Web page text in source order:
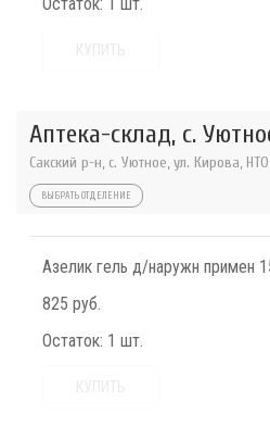
Аптека-склад, с.
Сакский р-н, с. Уютное, ул. Кирова, НТО
ВЫБРАТЬ ОТДЕЛЕНИЕ
Азелик гель д/наружн примен
825 руб.
Остаток: 1 шт.